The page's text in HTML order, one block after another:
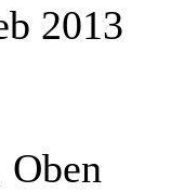
2013
Oben